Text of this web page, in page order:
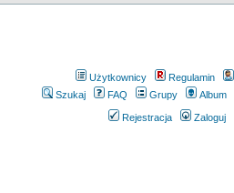
Użytkownicy Regulamin
Szukaj
FAQ Grupy Album
Rejestracja Zaloguj